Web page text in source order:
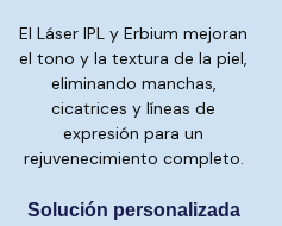
El Láser IPL y Erbium mejoran
el tono y la textura de la piel,
eliminando manchas,
cicatrices y líneas de
expresión para un
rejuvenecimiento completo.
Solución personalizada